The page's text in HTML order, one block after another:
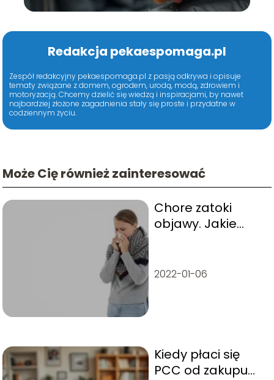
Redakcja pekaespomaga.pl
Zespół redakcyjny pekaespomaga.pl z pasją odkrywa i opisuje
tematy związane z domem, ogrodem, urodą, modą, zdrowiem i
motoryzacją. Chcemy dzielić się wiedzą i inspiracjami, by nawet
najbardziej złożone zagadnienia stały się proste i przydatne w
codziennym życiu.
Może Cię również zainteresować
Chore zatoki
objawy. Jakie
2022-01-06
Kiedy płaci się
PCC od zakupu